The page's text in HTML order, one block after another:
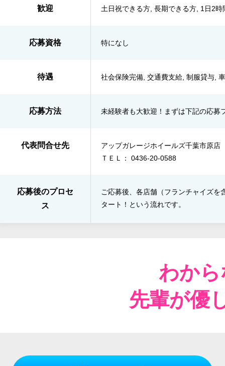
歓迎 土日祝できる方, 長期できる方, 1日2
応募資格 特になし
待遇 社会保険完備, 交通費支給, 制服貸与,
応募方法 未経験者も大歓迎！まずは下記の応募
代表問合せ先
アップガレージホイールズ千葉市原店
ＴＥＬ： 0436-20-0588
応募後のプロセ
ス
ご応募後、各店舗（フランチャイズ
タート！​という流れです。
わか
先輩が優